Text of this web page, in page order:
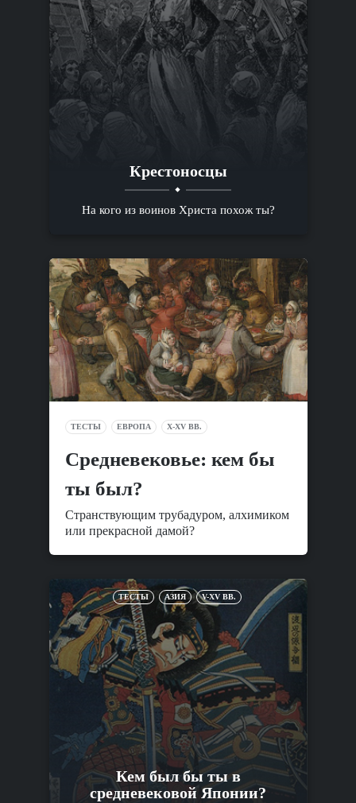
Крестоносцы
На кого из воинов Христа похож ты?
ТЕСТЫ ЕВРОПА X-XV ВВ.
Средневековье: кем бы
ты был?
Странствующим трубадуром, алхимиком
или прекрасной дамой?
ТЕСТЫ АЗИЯ V-XV ВВ.
Кем был бы ты в
средневековой Японии?